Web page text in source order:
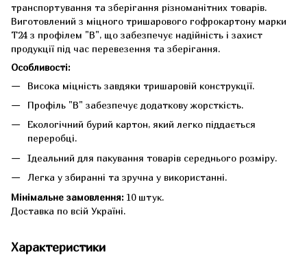
транспортування та зберігання різноманітних товарів.
Виготовлений з міцного тришарового гофрокартону марки
Т24 з профілем "В", що забезпечує надійність і захист
продукції під час перевезення та зберігання.
Особливості:
Висока міцність завдяки тришаровій конструкції.
Профіль "В" забезпечує додаткову жорсткість.
Екологічний бурий картон, який легко піддається
переробці.
Ідеальний для пакування товарів середнього розміру.
Легка у збиранні та зручна у використанні.
Мінімальне замовлення: 10 штук.
Доставка по всій Україні.
Характеристики